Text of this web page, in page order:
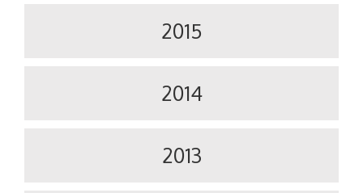
2015
2014
2013